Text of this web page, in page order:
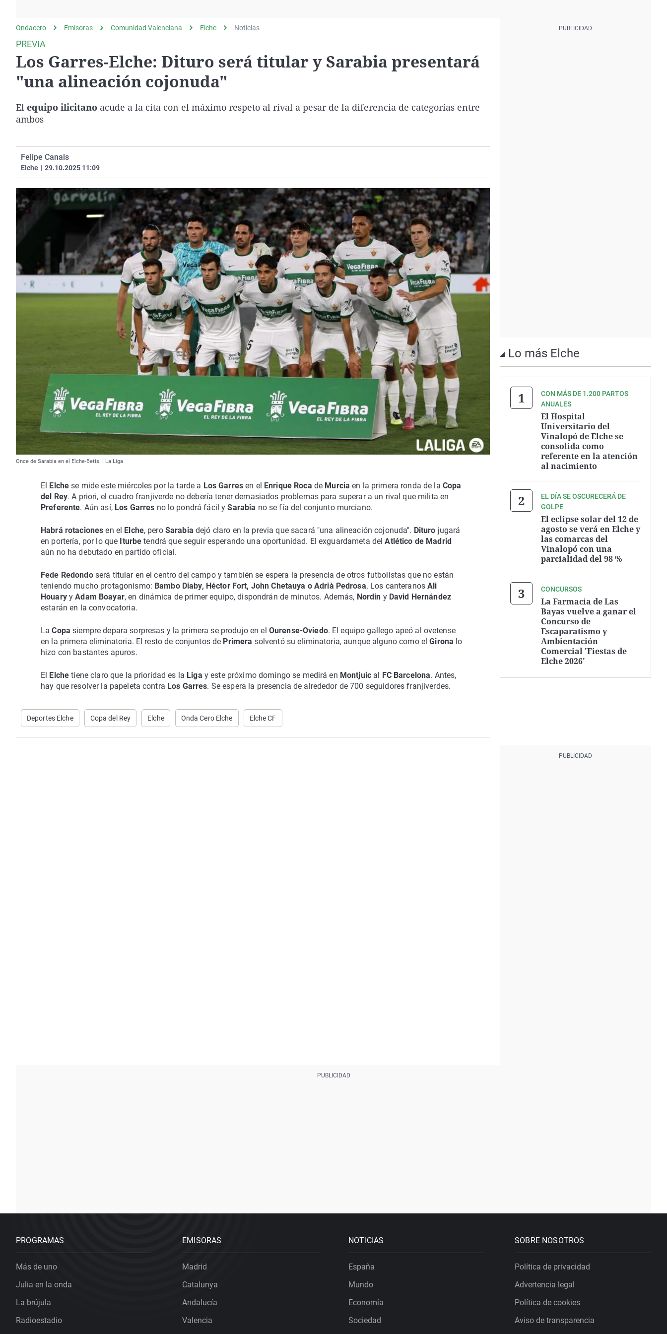
Operación Viuda
Negra
Navarra
Ondacero Emisoras Comunidad Valenciana Elche Noticias
PREVIA
Los Garres-Elche: Dituro será titular y Sarabia presentará
"una alineación cojonuda"
El equipo ilicitano acude a la cita con el máximo respeto al rival a pesar de la diferencia de categorías entre
ambos
Felipe Canals
Elche | 29.10.2025 11:09
Once de Sarabia en el Elche-Betis. | La Liga
El Elchese mide este miércoles por la tarde a Los Garresen el Enrique Roca de Murciaen la primera ronda de la Copa
del Rey. A priori, el cuadro franjiverde no debería tener demasiados problemas para superar a un rival que milita en
Preferente. Aún así, Los Garres no lo pondrá fácil ySarabia no se fía del conjunto murciano.
Habrá rotacionesen el Elche, pero Sarabiadejó claro en la previa que sacará "una alineación cojonuda". Dituro jugará
en portería, por lo que Iturbetendrá que seguir esperando una oportunidad. El exguardameta del Atlético de Madrid
aún no ha debutado en partido oficial.
Fede Redondo será titular en el centro del campo y también se espera la presencia de otros futbolistas que no están
teniendo mucho protagonismo: Bambo Diaby, Héctor Fort, John Chetauya o Adrià Pedrosa. Los canteranosAli
HouaryyAdam Boayar, en dinámica de primer equipo, dispondrán de minutos. Además, Nordin y David Hernández
estarán en la convocatoria.
LaCopasiempre depara sorpresas y la primera se produjo en el Ourense-Oviedo. El equipo gallego apeó al ovetense
en la primera eliminatoria. El resto de conjuntos de Primera solventó su eliminatoria, aunque alguno como elGirona lo
hizo con bastantes apuros.
El Elchetiene claro que la prioridad es la Liga y este próximo domingo se medirá en Montjuic al FC Barcelona. Antes,
hay que resolver la papeleta contra Los Garres. Se espera la presencia de alrededor de 700 seguidores franjiverdes.
Deportes Elche Copa del Rey Elche Onda Cero Elche Elche CF
Lo más Elche
CON MÁS DE 1.200 PARTOS
ANUALES
El Hospital
Universitario del
Vinalopó de Elche se
consolida como
referente en la atención
al nacimiento
EL DÍA SE OSCURECERÁ DE
GOLPE
El eclipse solar del 12 de
agosto se verá en Elche y
las comarcas del
Vinalopó con una
parcialidad del 98 %
CONCURSOS
La Farmacia de Las
Bayas vuelve a ganar el
Concurso de
Escaparatismo y
Ambientación
Comercial 'Fiestas de
Elche 2026'
PROGRAMAS
Más de uno
Julia en la onda
La brújula
Radioestadio
EMISORAS
Madrid
Catalunya
Andalucía
Valencia
NOTICIAS
España
Mundo
Economía
Sociedad
SOBRE NOSOTROS
Política de privacidad
Advertencia legal
Política de cookies
Aviso de transparencia